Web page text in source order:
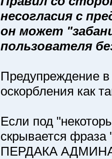
несогласия с
он может
пользователя
Предупреждение
оскорбления как
Если под
скрывается
ПЕРДАКА АДМИНА"